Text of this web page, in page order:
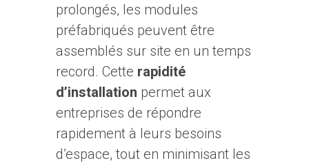
prolongés, les modules
préfabriqués peuvent être
assemblés sur site en un temps
record. Cette rapidité
d’installation permet aux
entreprises de répondre
rapidement à leurs besoins
d’espace, tout en minimisant les